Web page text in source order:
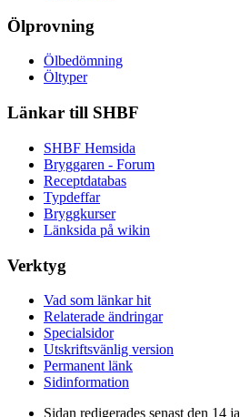
Ölprovning
Ölbedömning
Öltyper
Länkar till SHBF
SHBF Hemsida
Bryggaren - Forum
Receptdatabas
Typdeffar
Bryggkurser
Länksida på wikin
Verktyg
Vad som länkar hit
Relaterade ändringar
Specialsidor
Utskriftsvänlig version
Permanent länk
Sidinformation
Sidan redigerades senast den 14